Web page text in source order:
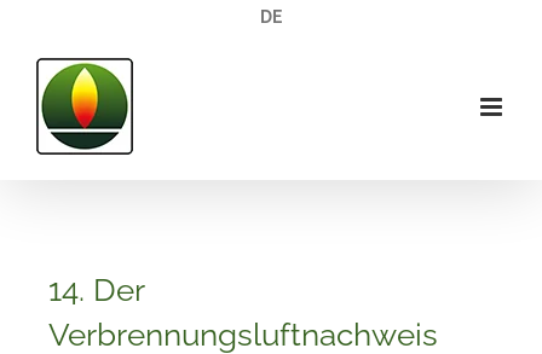
Inhalt
springen
DE
14. Der
Verbrennungsluftnachweis